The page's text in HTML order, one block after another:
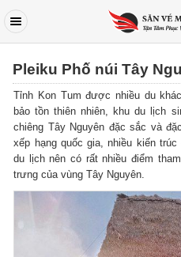
Pleiku Phố núi Tây
Tỉnh Kon Tum được nhiều du
bảo tồn thiên nhiên, khu du lịch
chiêng Tây Nguyên đặc sắc và
xếp hạng quốc gia, nhiều kiến
du lịch nên có rất nhiều điểm
trưng của vùng Tây Nguyên.